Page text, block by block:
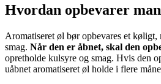
Hvordan opbevarer
Aromatiseret øl bør opbevares et køligt,
smag. Når den er åbnet, skal den
opretholde kulsyre og smag. Hvis den
uåbnet aromatiseret øl holde i flere